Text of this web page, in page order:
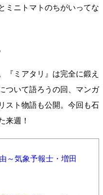
ミニトマトのちがいってな
『ミアタリ』は完全に鍛え
ついて語ろうの回、マンガ
スト物語も公開。今回も石
来週！
～気象予報士・増田